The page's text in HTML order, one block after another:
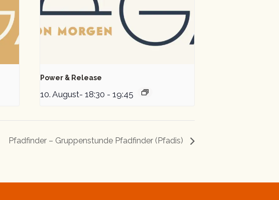
Power & Release
10. August- 18:30 - 19:45
Pfadfinder – Gruppenstunde Pfadfinder (Pfadis)